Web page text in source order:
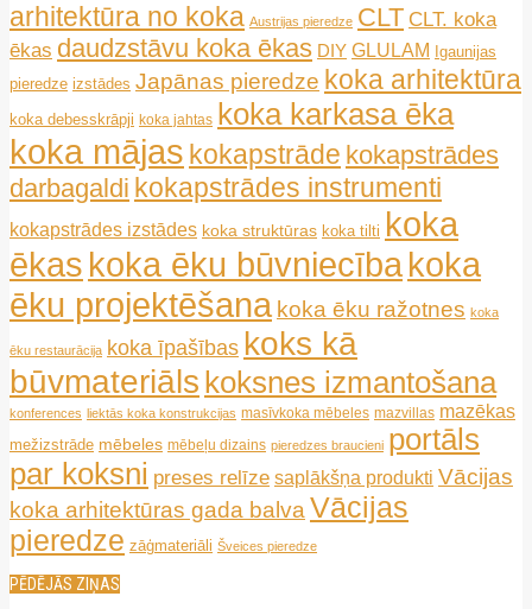
arhitektūra no koka Austrijas pieredze CLT CLT. koka
ēkas daudzstāvu koka ēkas DIY GLULAM Igaunijas
pieredze izstādes Japānas pieredze koka arhitektūra
koka debesskrāpji koka jahtas koka karkasa ēka
koka mājas kokapstrāde kokapstrādes
darbagaldi kokapstrādes instrumenti
kokapstrādes izstādes koka struktūras koka tilti koka
ēkas koka ēku būvniecībakoka
ēku projektēšana koka ēku ražotnes koka
ēku restaurācija koka īpašības koks kā
būvmateriāls koksnes izmantošana
konferences liektās koka konstrukcijas masīvkoka mēbeles mazvillas mazēkas
mežizstrāde mēbeles mēbeļu dizains pieredzes braucieni portāls
par koksni preses relīze saplākšņa produkti Vācijas
koka arhitektūras gada balvaVācijas
pieredze zāģmateriāli Šveices pieredze
PĒDĒJĀS ZIŅAS